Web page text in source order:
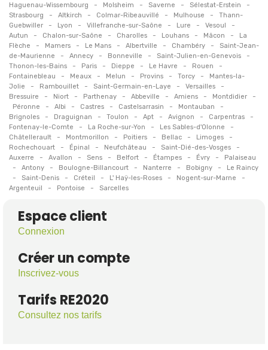
Haguenau-Wissembourg - Molsheim - Saverne - Sélestat-Erstein -
Strasbourg - Altkirch - Colmar-Ribeauvillé - Mulhouse -
Thann-
Guebwiller
- Lyon - Villefranche-sur-Saône - Lure - Vesoul -
Autun - Chalon-sur-Saône - Charolles - Louhans - Mâcon -
La
Flèche
- Mamers - Le Mans - Albertville - Chambéry -
Saint-Jean-
de-Maurienne
- Annecy - Bonneville - Saint-Julien-en-Genevois -
Thonon-les-Bains - Paris - Dieppe - Le Havre - Rouen -
Fontainebleau - Meaux - Melun - Provins - Torcy -
Mantes-la-
Jolie
- Rambouillet - Saint-Germain-en-Laye - Versailles -
Bressuire - Niort - Parthenay - Abbeville - Amiens - Montdidier -
Péronne - Albi - Castres - Castelsarrasin - Montauban -
Brignoles - Draguignan - Toulon - Apt - Avignon - Carpentras -
Fontenay-le-Comte - La Roche-sur-Yon - Les Sables-d'Olonne -
Châtellerault - Montmorillon - Poitiers - Bellac - Limoges -
Rochechouart - Épinal - Neufchâteau - Saint-Dié-des-Vosges -
Auxerre - Avallon - Sens - Belfort - Étampes - Évry - Palaiseau
- Antony - Boulogne-Billancourt - Nanterre - Bobigny - Le Raincy
- Saint-Denis - Créteil - L' Haÿ-les-Roses - Nogent-sur-Marne -
Argenteuil - Pontoise - Sarcelles
Espace client
Connexion
Créer un compte
Inscrivez-vous
Tarifs RE2020
Consultez nos tarifs